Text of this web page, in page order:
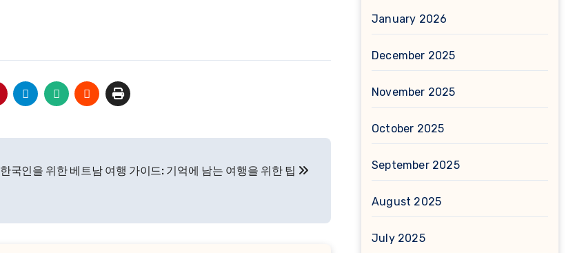
한국인을 위한 베트남 여행 가이드: 기억에 남는 여행을 위한 팁
January 2026
December 2025
November 2025
October 2025
September 2025
August 2025
July 2025